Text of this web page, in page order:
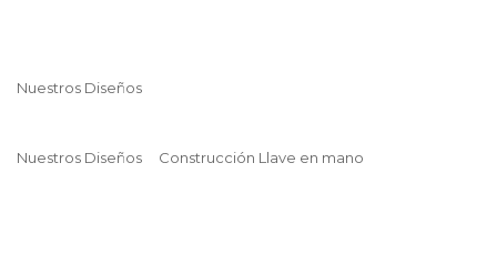
Nuestros Diseños
Nuestros Diseños Construcción Llave en mano